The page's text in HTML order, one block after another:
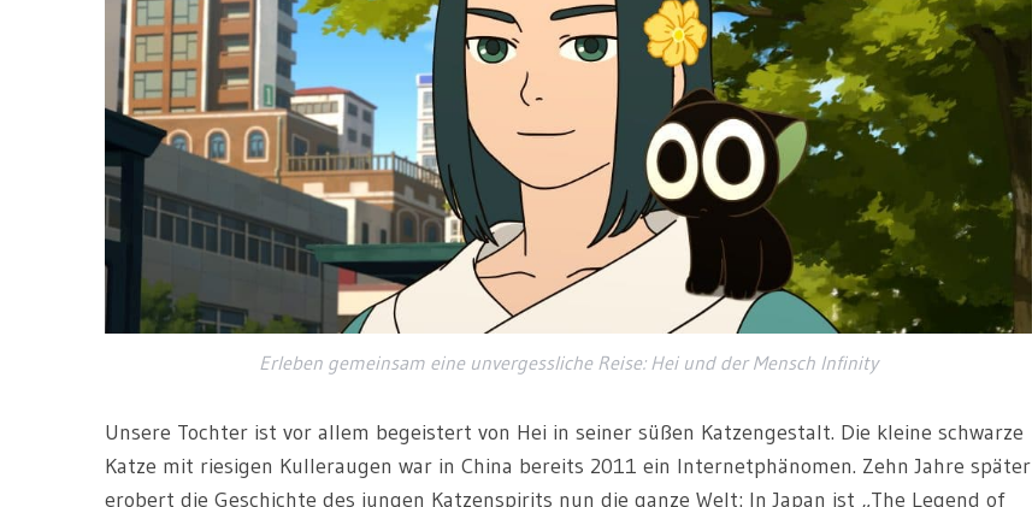
Erleben gemeinsam eine unvergessliche Reise: Hei und der Mensch Infinity
Unsere Tochter ist vor allem begeistert von Hei in seiner süßen Katzengestalt. Die kleine schwarze
Katze mit riesigen Kulleraugen war in China bereits 2011 ein Internetphänomen. Zehn Jahre später
erobert die Geschichte des jungen Katzenspirits nun die ganze Welt: In Japan ist „The Legend of